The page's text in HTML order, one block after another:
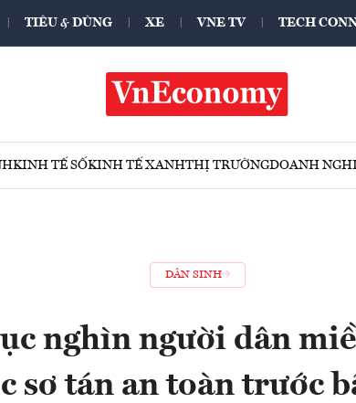
TIÊU & DÙNG XE VNE TV TECH
KINH TẾ SỐKINH TẾ XANHTHỊ TRƯỜNGDOANH
DÂN SINH
nghìn người dân
sơ tán an toàn trước